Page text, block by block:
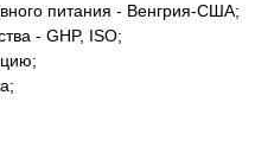
питания - Венгрия-США;
- GHP, ISО;